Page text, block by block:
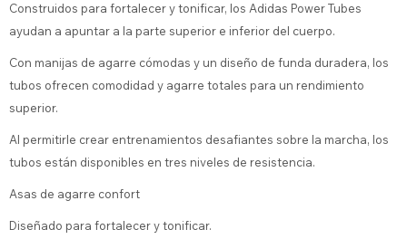
Construidos para fortalecer y tonificar, los Adidas Power Tubes
ayudan a apuntar a la parte superior e inferior del cuerpo.
Con manijas de agarre cómodas y un diseño de funda duradera, los
tubos ofrecen comodidad y agarre totales para un rendimiento
superior.
Al permitirle crear entrenamientos desafiantes sobre la marcha, los
tubos están disponibles en tres niveles de resistencia.
Asas de agarre confort
Diseñado para fortalecer y tonificar.